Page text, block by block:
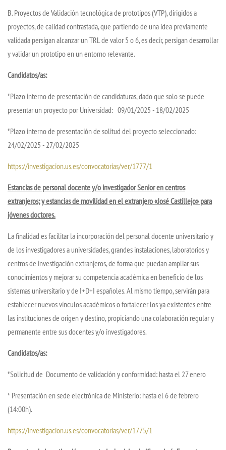
B. Proyectos de Validación tecnológica de prototipos (VTP), dirigidos a
proyectos, de calidad contrastada, que partiendo de una idea previamente
validada persigan alcanzar un TRL de valor 5 o 6, es decir, persigan desarrollar
y validar un prototipo en un entorno relevante.
Candidatos/as:
*Plazo interno de presentación de candidaturas, dado que solo se puede
presentar un proyecto por Universidad: 09/01/2025 - 18/02/2025
*Plazo interno de presentación de solitud del proyecto seleccionado:
24/02/2025 - 27/02/2025
https://investigacion.us.es/convocatorias/ver/1777/1
Estancias de personal docente y/o investigador Senior en centros
extranjeros; y estancias de movilidad en el extranjero «José Castillejo» para
jóvenes doctores.
La finalidad es facilitar la incorporación del personal docente universitario y
de los investigadores a universidades, grandes instalaciones, laboratorios y
centros de investigación extranjeros, de forma que puedan ampliar sus
conocimientos y mejorar su competencia académica en beneficio de los
sistemas universitario y de I+D+I españoles. Al mismo tiempo, servirán para
establecer nuevos vínculos académicos o fortalecer los ya existentes entre
las instituciones de origen y destino, propiciando una colaboración regular y
permanente entre sus docentes y/o investigadores.
Candidatos/as:
*Solicitud de Documento de validación y conformidad: hasta el 27 enero
* Presentación en sede electrónica de Ministerio: hasta el 6 de febrero
(14:00h).
https://investigacion.us.es/convocatorias/ver/1775/1